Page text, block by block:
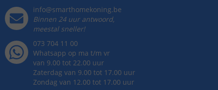
info@smarthomekoning.be
Binnen 24 uur antwoord,
meestal sneller!
073 704 11 00
Whatsapp op ma t/m vr
van 9.00 tot 22.00 uur
Zaterdag van 9.00 tot 17.00 uur
Zondag van 12.00 tot 17.00 uur